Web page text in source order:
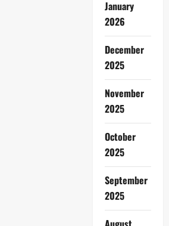
January
2026
December
2025
November
2025
October
2025
September
2025